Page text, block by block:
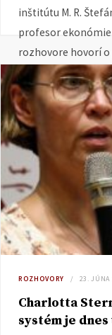
inštitútu M. R.
profesor ekonómie
rozhovore hovorí o
pred súčasnosť.
ROZHOVORY 23. JÚNA
Charlotta
systém je dnes